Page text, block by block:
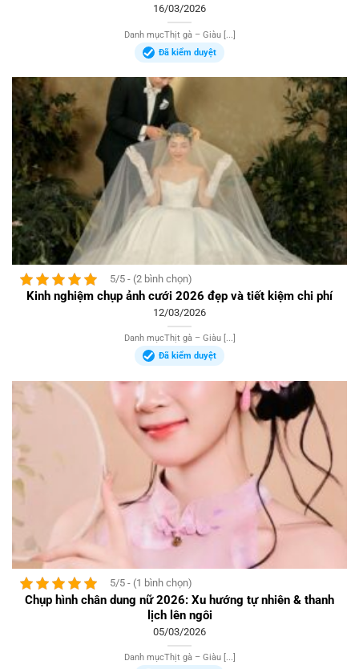
16/03/2026
Danh mụcThịt gà – Giàu [...]
Đã kiểm duyệt
5/5 - (2 bình chọn)
Kinh nghiệm chụp ảnh cưới 2026 đẹp và tiết kiệm chi phí
12/03/2026
Danh mụcThịt gà – Giàu [...]
Đã kiểm duyệt
5/5 - (1 bình chọn)
Chụp hình chân dung nữ 2026: Xu hướng tự nhiên & thanh
lịch lên ngôi
05/03/2026
Danh mụcThịt gà – Giàu [...]